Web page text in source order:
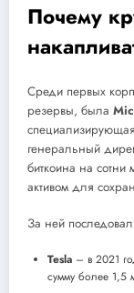
Почему
Среди первых
резервы, была
генеральный
биткоина на
активом для
За ней
Tesla – в 2021
сумму более 1,5